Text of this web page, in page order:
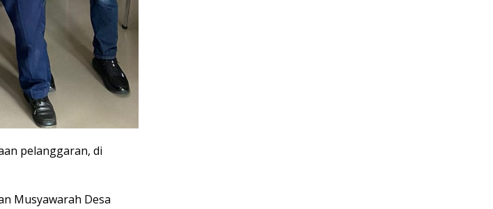
pelanggaran, di
Musyawarah Desa